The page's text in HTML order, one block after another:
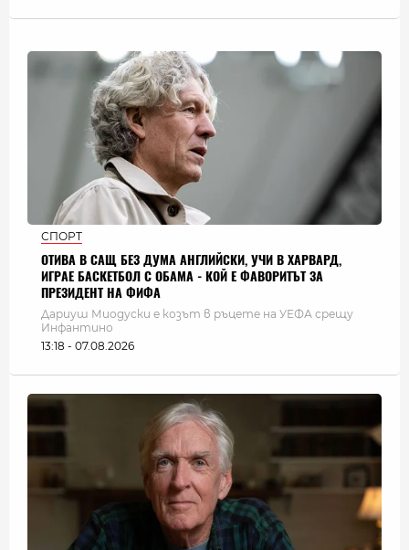
СПОРТ
ОТИВА В САЩ БЕЗ ДУМА АНГЛИЙСКИ, УЧИ В ХАРВАРД,
ИГРАЕ БАСКЕТБОЛ С ОБАМА - КОЙ Е ФАВОРИТЪТ ЗА
ПРЕЗИДЕНТ НА ФИФА
Дариуш Миодуски е козът в ръцете на УЕФА срещу
Инфантино
13:18 - 07.08.2026